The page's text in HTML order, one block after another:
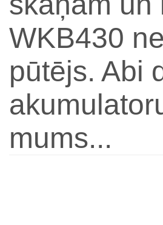
WKB430
pūtējs. Abi
mums...